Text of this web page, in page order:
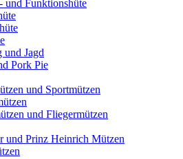
und Funktionshüte
und Jagd
Pork Pie
und Sportmützen
und Fliegermützen
und Prinz Heinrich Mützen